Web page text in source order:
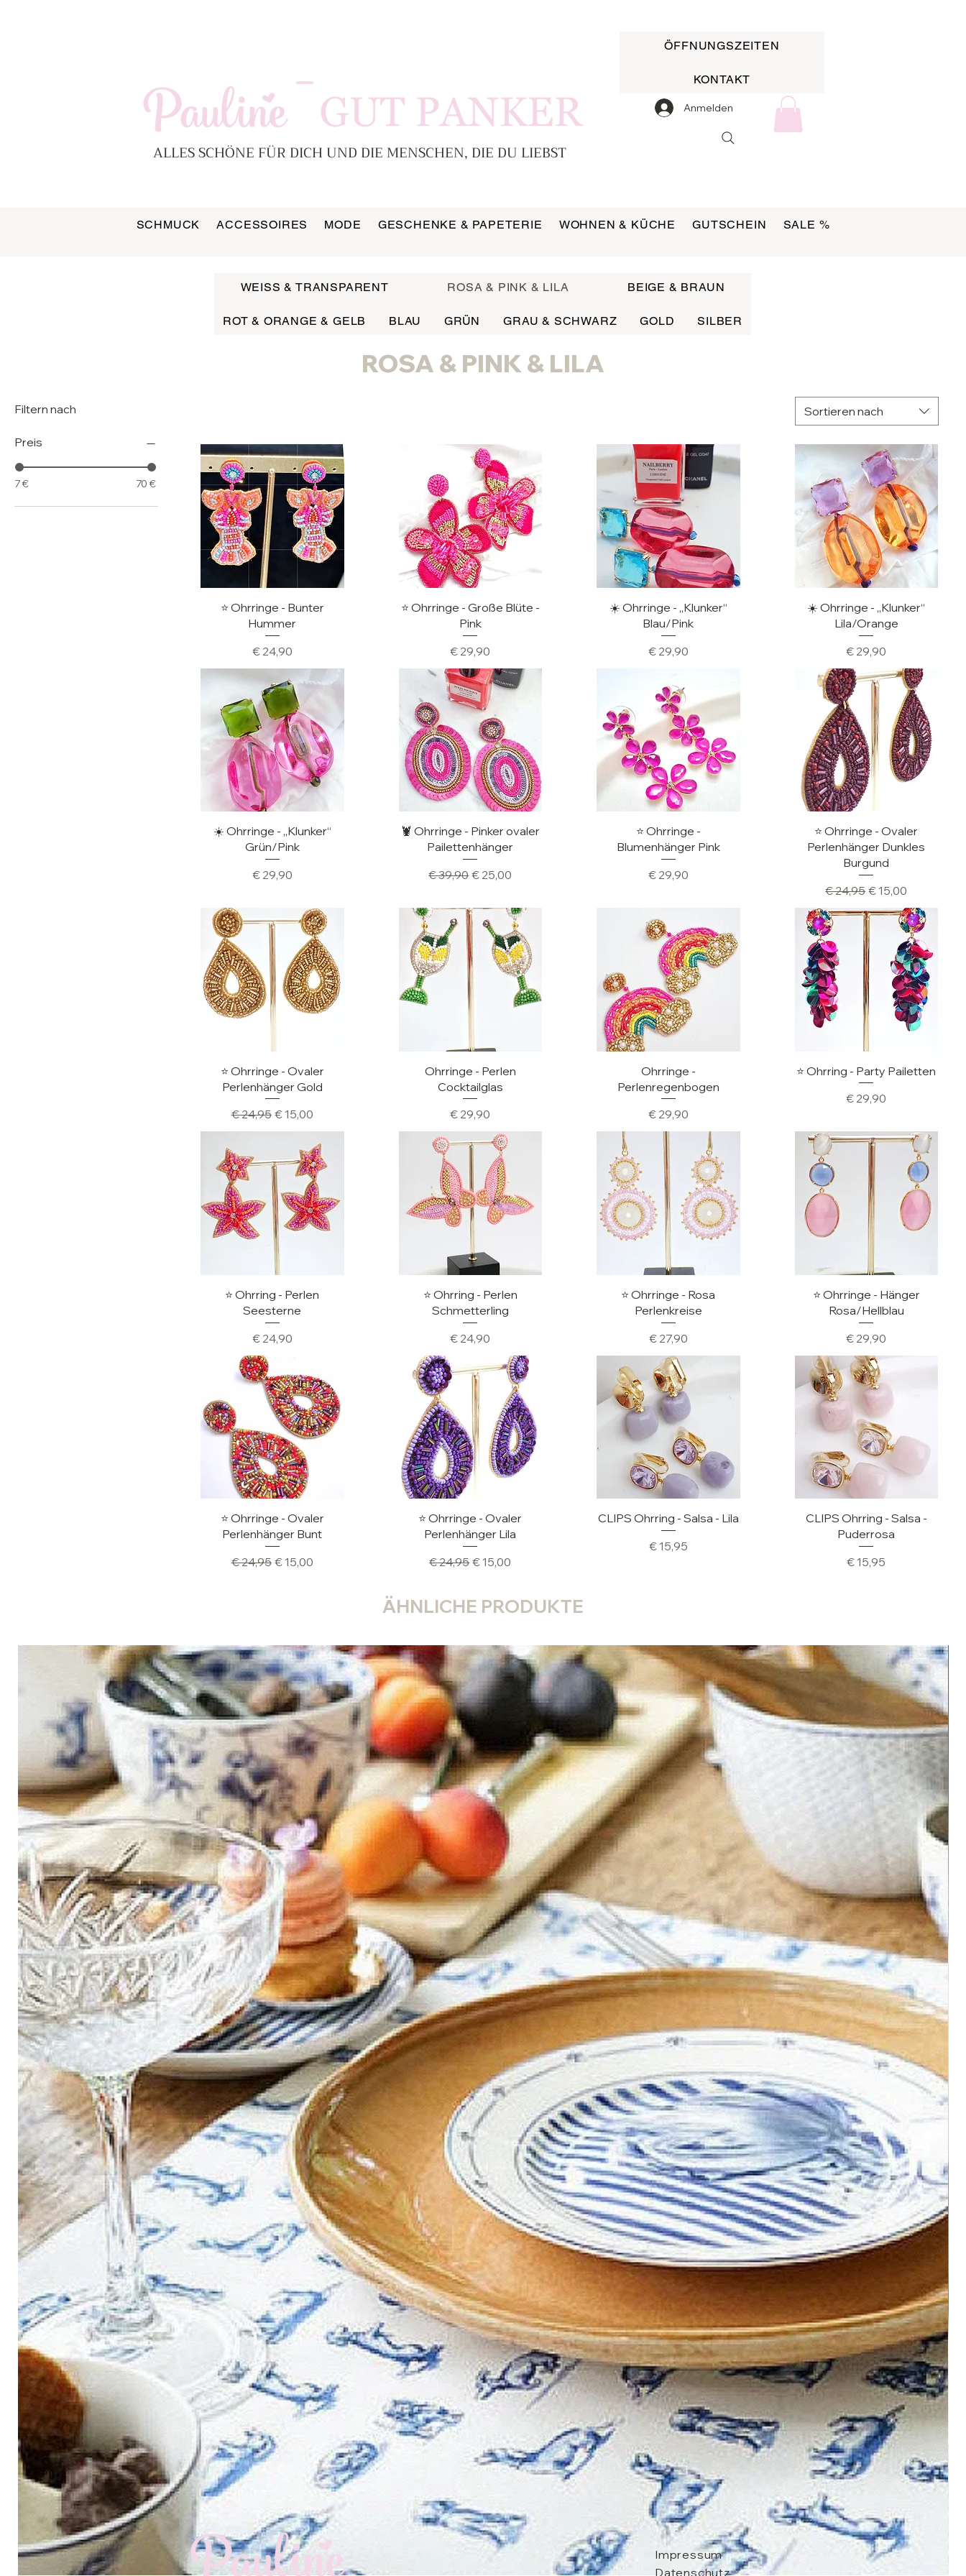
-
ALLES SCHÖNE FÜR DICH UND DIE MENSCHEN, DIE DU LIEBST
ÖFFNUNGSZEITEN
KONTAKT
Anmelden
SCHMUCK ACCESSOIRES MODE GESCHENKE & PAPETERIE WOHNEN & KÜCHE GUTSCHEIN SALE %
WEISS & TRANSPARENT ROSA & PINK & LILA BEIGE & BRAUN
ROT & ORANGE & GELB BLAU GRÜN GRAU & SCHWARZ GOLD SILBER
ROSA & PINK & LILA
Filtern nach
Preis
7 € 70 €
Sortieren nach
Schnellansicht
⭐️ Ohrringe - Bunter
Hummer
Preis
€ 24,90
Schnellansicht
⭐️ Ohrringe - Große Blüte -
Pink
Preis
€ 29,90
Schnellansicht
☀️ Ohrringe - „Klunker“
Blau/Pink
Preis
€ 29,90
Schnellansicht
☀️ Ohrringe - „Klunker“
Lila/Orange
Preis
€ 29,90
Schnellansicht
☀️ Ohrringe - „Klunker“
Grün/Pink
Preis
€ 29,90
Schnellansicht
🦞 Ohrringe - Pinker ovaler
Pailettenhänger
Standardpreis
€ 39,90Sale-Preis
€ 25,00
Schnellansicht
⭐️ Ohrringe -
Blumenhänger Pink
Preis
€ 29,90
Schnellansicht
⭐️ Ohrringe - Ovaler
Perlenhänger Dunkles
Burgund
Standardpreis
€ 24,95Sale-Preis
€ 15,00
Schnellansicht
⭐️ Ohrringe - Ovaler
Perlenhänger Gold
Standardpreis
€ 24,95 Sale-Preis
€ 15,00
Schnellansicht
Ohrringe - Perlen
Cocktailglas
Preis
€ 29,90
Schnellansicht
Ohrringe -
Perlenregenbogen
Preis
€ 29,90
Schnellansicht
⭐️ Ohrring - Party Pailetten
Preis
€ 29,90
Schnellansicht
⭐️ Ohrring - Perlen
Seesterne
Preis
€ 24,90
Schnellansicht
⭐️ Ohrring - Perlen
Schmetterling
Preis
€ 24,90
Schnellansicht
⭐️ Ohrringe - Rosa
Perlenkreise
Preis
€ 27,90
Schnellansicht
⭐️ Ohrringe - Hänger
Rosa/Hellblau
Preis
€ 29,90
Schnellansicht
⭐️ Ohrringe - Ovaler
Perlenhänger Bunt
Standardpreis
€ 24,95 Sale-Preis
€ 15,00
Schnellansicht
⭐️ Ohrringe - Ovaler
Perlenhänger Lila
Standardpreis
€ 24,95Sale-Preis
€ 15,00
Schnellansicht
CLIPS Ohrring - Salsa - Lila
Preis
€ 15,95
Schnellansicht
CLIPS Ohrring - Salsa -
Puderrosa
Preis
€ 15,95
ÄHNLICHE PRODUKTE
Impressum
Datenschutz